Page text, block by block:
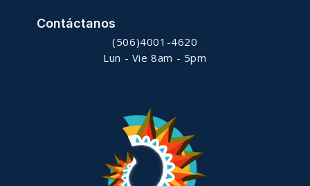
Contáctanos
(506)4001-4620
Lun - Vie 8am - 5pm